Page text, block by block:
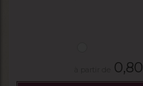
0,80